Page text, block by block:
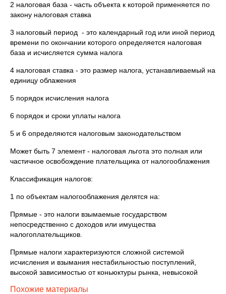
2 налоговая база - часть объекта к которой применяется по
закону налоговая ставка
3 налоговый период - это календарный год или иной период
времени по окончании которого определяется налоговая
база и исчисляется сумма налога
4 налоговая ставка - это размер налога, устанавливаемый на
единицу облажения
5 порядок исчисления налога
6 порядок и сроки уплаты налога
5 и 6 определяются налоговым законодательством
Может быть 7 элемент - налоговая льгота это полная или
частичное освобождение плательщика от налогооблажения
Классификация налогов:
1 по объектам налогооблажения делятся на:
Прямые - это налоги взымаемые государством
непосредственно с доходов или имущества
налогоплательщиков.
Прямые налоги характеризуются сложной системой
исчисления и взымания нестабильностью поступлений,
высокой зависимостью от коньюктуры рынка, невысокой
Похожие материалы